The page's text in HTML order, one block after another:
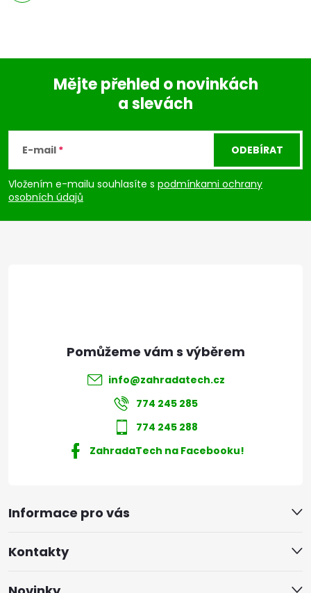
p
a
Mějte přehled o novinkách
a slevách
E-mail
Vložením e-mailu souhlasíte s podmínkami ochrany
osobních údajů
ODEBÍRAT
Informace pro vás
Kontakty
info@zahradatech.cz
774 245 285
774 245 288
ZahradaTech na Facebooku!